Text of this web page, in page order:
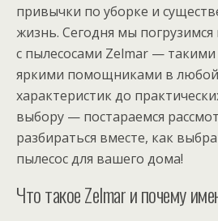
привычки по уборке и
жизнь. Сегодня мы погрузимся
с пылесосами Zelmаr —
яркими помощниками в
характеристик до
выбору — постараемся
разбираться вместе, как
пылесос для вашего дома!
Что такое Zelmаr и почему